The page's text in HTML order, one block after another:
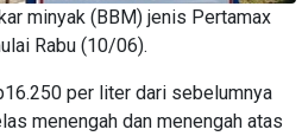
minyak (BBM) jenis Pertamax
Rabu (10/06).
per liter dari sebelumnya
menengah dan menengah atas